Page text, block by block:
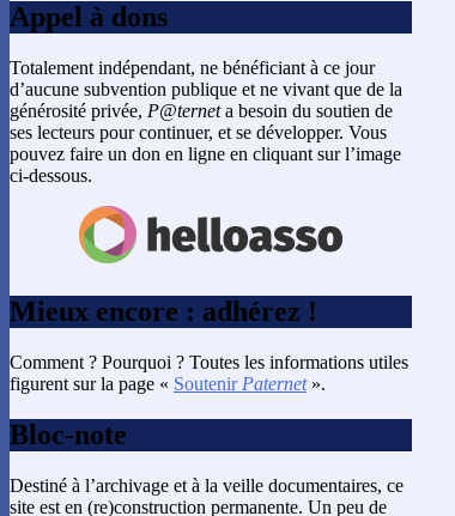
Appel à dons
Totalement indépendant, ne bénéficiant à ce jour
d’aucune subvention publique et ne vivant que de la
générosité privée, P@terneta besoin du soutien de
ses lecteurs pour continuer, et se développer. Vous
pouvez faire un don en ligne en cliquant sur l’image
ci-dessous.
Mieux encore : adhérez !
Comment ? Pourquoi ? Toutes les informations utiles
figurent sur la page « Soutenir Paternet».
Bloc-note
Destiné à l’archivage et à la veille documentaires, ce
site est en (re)construction permanente. Un peu de